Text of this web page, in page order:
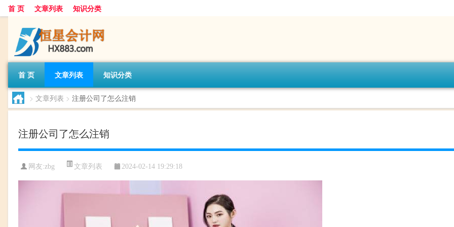
首 页 文章列表 知识分类
首 页 文章列表 知识分类
> 文章列表 > 注册公司了怎么注销
注册公司了怎么注销
网友:zbg 文章列表 2024-02-14 19:29:18